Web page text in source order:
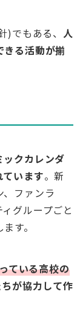
でもある、 人
る活動が揃
ックカレンダ
います。新
ファンラ
グループごと
す。
ている高校の
が協力して作